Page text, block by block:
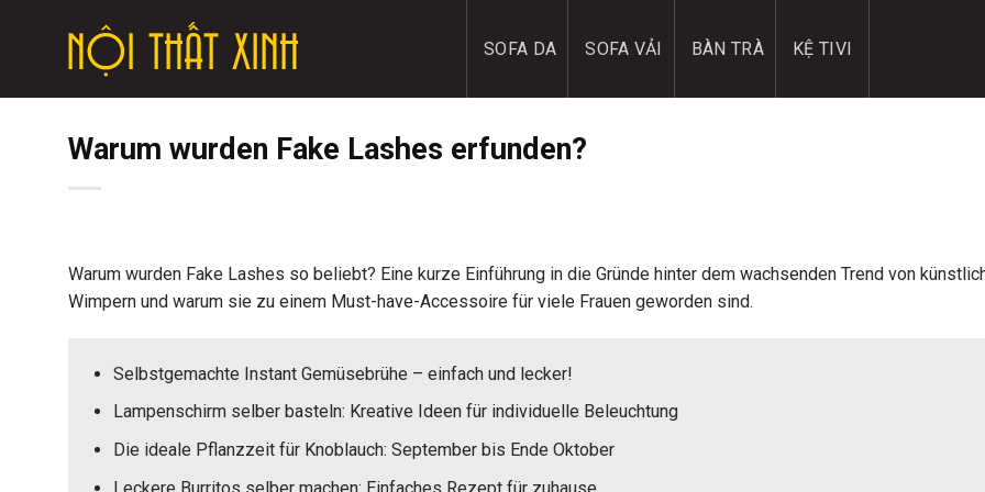
SOFA DA SOFA VẢI BÀN TRÀ KỆ TIVI
Warum wurden Fake Lashes erfunden?
Warum wurden Fake Lashes so beliebt? Eine kurze Einführung in die Gründe hinter dem wachsenden Trend von
Wimpern und warum sie zu einem Must-have-Accessoire für viele Frauen geworden sind.
Selbstgemachte Instant Gemüsebrühe – einfach und lecker!
Lampenschirm selber basteln: Kreative Ideen für individuelle Beleuchtung
Die ideale Pflanzzeit für Knoblauch: September bis Ende Oktober
Leckere Burritos selber machen: Einfaches Rezept für zuhause